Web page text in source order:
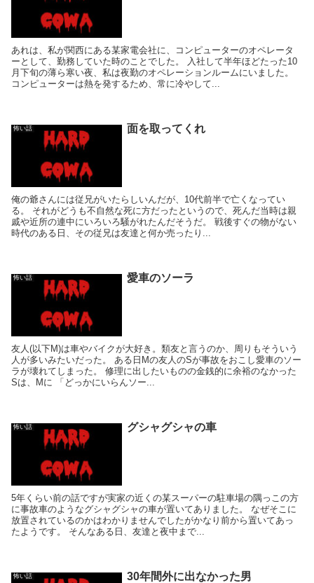
あれは、私が関西にある某家電会社に、コンピューターのオペレータ
ーとして、勤務していた時のことでした。 入社して半年ほどたった10
月下旬の薄ら寒い夜、私は夜勤のオペレーションルームにいました。
コンピューターは熱を発するため、常に冷やして...
怖い話 面を取ってくれ
俺の爺さんには従兄がいたらしいんだが、10代前半で亡くなってい
る。 それがどうも不自然な死に方だったというので、死んだ当時は親
戚や近所の連中にいろいろ騒がれたんだそうだ。 戦後すぐの物がない
時代のある日、その従兄は友達と何か売ったり...
怖い話 愛車のソーラ
友人(以下M)は車やバイクが大好き。類友と言うのか、周りもそういう
人が多いみたいだった。 ある日Mの友人のSが事故をおこし愛車のソー
ラが壊れてしまった。 修理に出したいものの金銭的に余裕のなかった
Sは、Mに 「どっかにいらんソー...
怖い話 グシャグシャの車
5年くらい前の話ですが実家の近くの某スーパーの駐車場の隅っこの方
に事故車のようなグシャグシャの車が置いてありました。 なぜそこに
放置されているのかはわかりませんでしたがかなり前から置いてあっ
たようです。 そんなある日、友達と夜中まで...
怖い話 30年間外に出なかった男